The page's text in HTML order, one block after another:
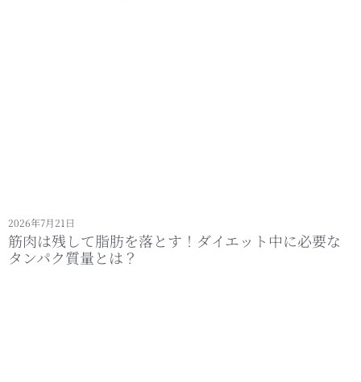
筋肉は残して脂肪を落とす！ダイエット中に必要な
タンパク質量とは？
2026年7月21日